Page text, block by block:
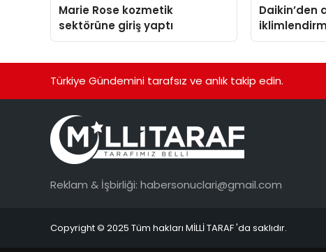
Marie Rose kozmetik
sektörüne giriş yaptı
Daikin’den
Madoka
Türkiye Gündemini tarafsız ve anlık takip edin.
Reklam & İşbirliği: habersonuclari@gmail.com
Copyright © 2025 Tüm hakları MİLLİ TARAF 'da saklıdır.